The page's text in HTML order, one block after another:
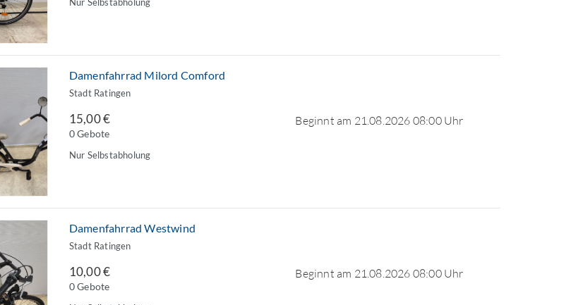
Nur Selbstabholung
Damenfahrrad Milord Comford
Stadt Ratingen
15,00 €
0 Gebote
Nur Selbstabholung
Beginnt am 21.08.2026 08:00 Uhr
Damenfahrrad Westwind
Stadt Ratingen
10,00 €
0 Gebote
Beginnt am 21.08.2026 08:00 Uhr